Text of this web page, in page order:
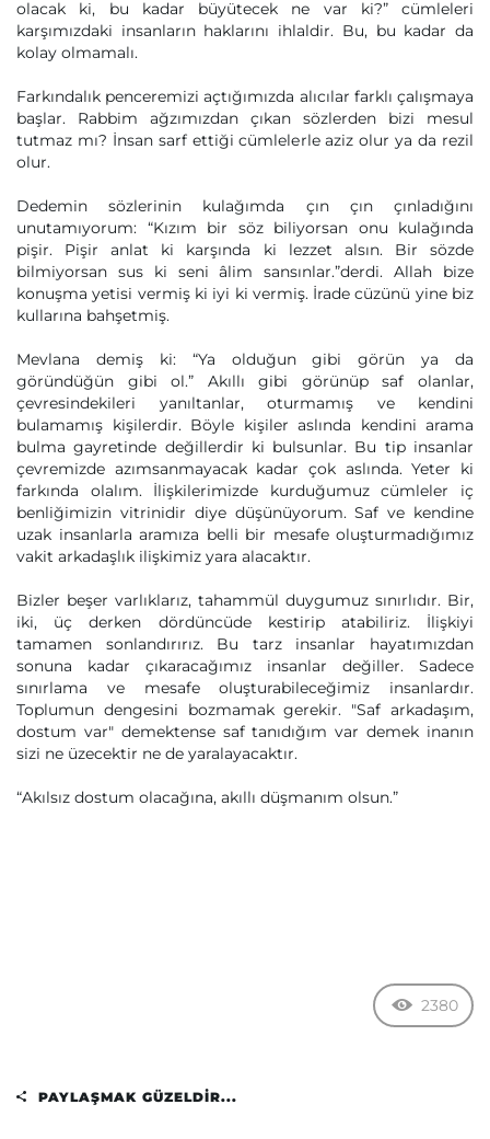
olacak ki, bu kadar büyütecek ne var ki?” cümleleri
karşımızdaki insanların haklarını ihlaldir. Bu, bu kadar da
kolay olmamalı.
Farkındalık penceremizi açtığımızda alıcılar farklı çalışmaya
başlar. Rabbim ağzımızdan çıkan sözlerden bizi mesul
tutmaz mı? İnsan sarf ettiği cümlelerle aziz olur ya da rezil
olur.
Dedemin sözlerinin kulağımda çın çın çınladığını
unutamıyorum: “Kızım bir söz biliyorsan onu kulağında
pişir. Pişir anlat ki karşında ki lezzet alsın. Bir sözde
bilmiyorsan sus ki seni âlim sansınlar.”derdi. Allah bize
konuşma yetisi vermiş ki iyi ki vermiş. İrade cüzünü yine biz
kullarına bahşetmiş.
Mevlana demiş ki: “Ya olduğun gibi görün ya da
göründüğün gibi ol.” Akıllı gibi görünüp saf olanlar,
çevresindekileri yanıltanlar, oturmamış ve kendini
bulamamış kişilerdir. Böyle kişiler aslında kendini arama
bulma gayretinde değillerdir ki bulsunlar. Bu tip insanlar
çevremizde azımsanmayacak kadar çok aslında. Yeter ki
farkında olalım. İlişkilerimizde kurduğumuz cümleler iç
benliğimizin vitrinidir diye düşünüyorum. Saf ve kendine
uzak insanlarla aramıza belli bir mesafe oluşturmadığımız
vakit arkadaşlık ilişkimiz yara alacaktır.
Bizler beşer varlıklarız, tahammül duygumuz sınırlıdır. Bir,
iki, üç derken dördüncüde kestirip atabiliriz. İlişkiyi
tamamen sonlandırırız. Bu tarz insanlar hayatımızdan
sonuna kadar çıkaracağımız insanlar değiller. Sadece
sınırlama ve mesafe oluşturabileceğimiz insanlardır.
Toplumun dengesini bozmamak gerekir. "Saf arkadaşım,
dostum var" demektense saf tanıdığım var demek inanın
sizi ne üzecektir ne de yaralayacaktır.
“Akılsız dostum olacağına, akıllı düşmanım olsun.”
2380
PAYLAŞMAK GÜZELDIR...